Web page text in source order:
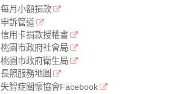
每月小額捐款
申訴管道
信用卡捐款授權書
桃園市政府社會局
桃園市政府衛生局
長照服務地圖
失智症關懷協會Facebook